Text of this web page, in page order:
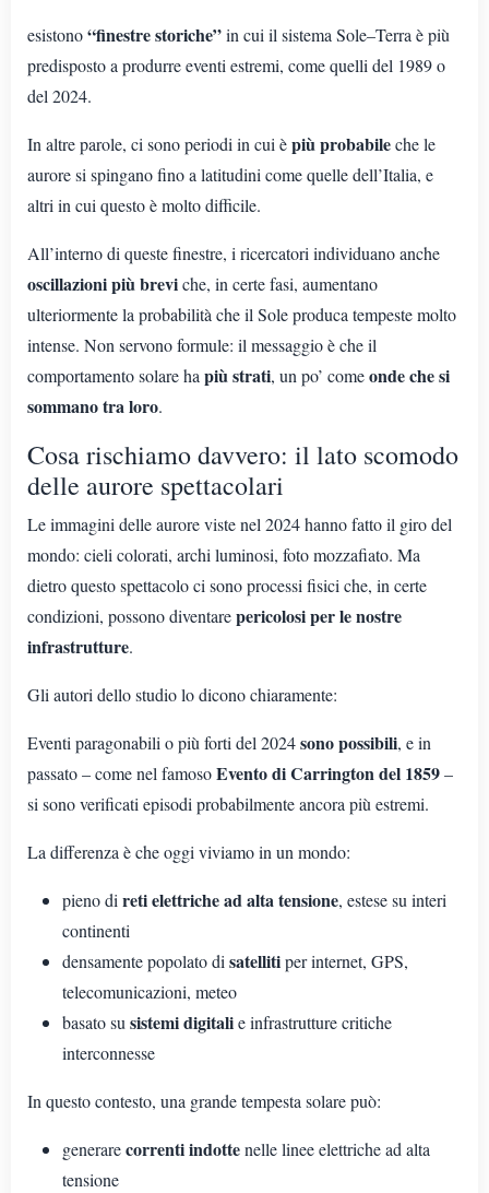
esistono“finestre storiche”in cui il sistema Sole–Terra è più
predisposto a produrre eventi estremi, come quelli del 1989 o
del 2024.
In altre parole, ci sono periodi in cui èpiù probabileche le
aurore si spingano fino a latitudini come quelle dell’Italia, e
altri in cui questo è molto difficile.
All’interno di queste finestre, i ricercatori individuano anche
oscillazioni più breviche, in certe fasi, aumentano
ulteriormente la probabilità che il Sole produca tempeste molto
intense. Non servono formule: il messaggio è che il
comportamento solare ha più strati, un po’ comeonde che si
sommano tra loro.
Cosa rischiamo davvero: il lato scomodo
delle aurore spettacolari
Le immagini delle aurore viste nel 2024 hanno fatto il giro del
mondo: cieli colorati, archi luminosi, foto mozzafiato. Ma
dietro questo spettacolo ci sono processi fisici che, in certe
condizioni, possono diventarepericolosi per le nostre
infrastrutture.
Gli autori dello studio lo dicono chiaramente:
Eventi paragonabili o più forti del 2024sono possibili, e in
passato – come nel famosoEvento di Carrington del 1859–
si sono verificati episodi probabilmente ancora più estremi.
La differenza è che oggi viviamo in un mondo:
pieno di reti elettriche ad alta tensione, estese su interi
continenti
densamente popolato di satellitiper internet, GPS,
telecomunicazioni, meteo
basato su sistemi digitalie infrastrutture critiche
interconnesse
In questo contesto, una grande tempesta solare può:
generarecorrenti indottenelle linee elettriche ad alta
tensione